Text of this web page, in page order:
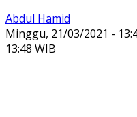
Abdul Hamid
Minggu, 21/03/2021 -
13:48 WIB